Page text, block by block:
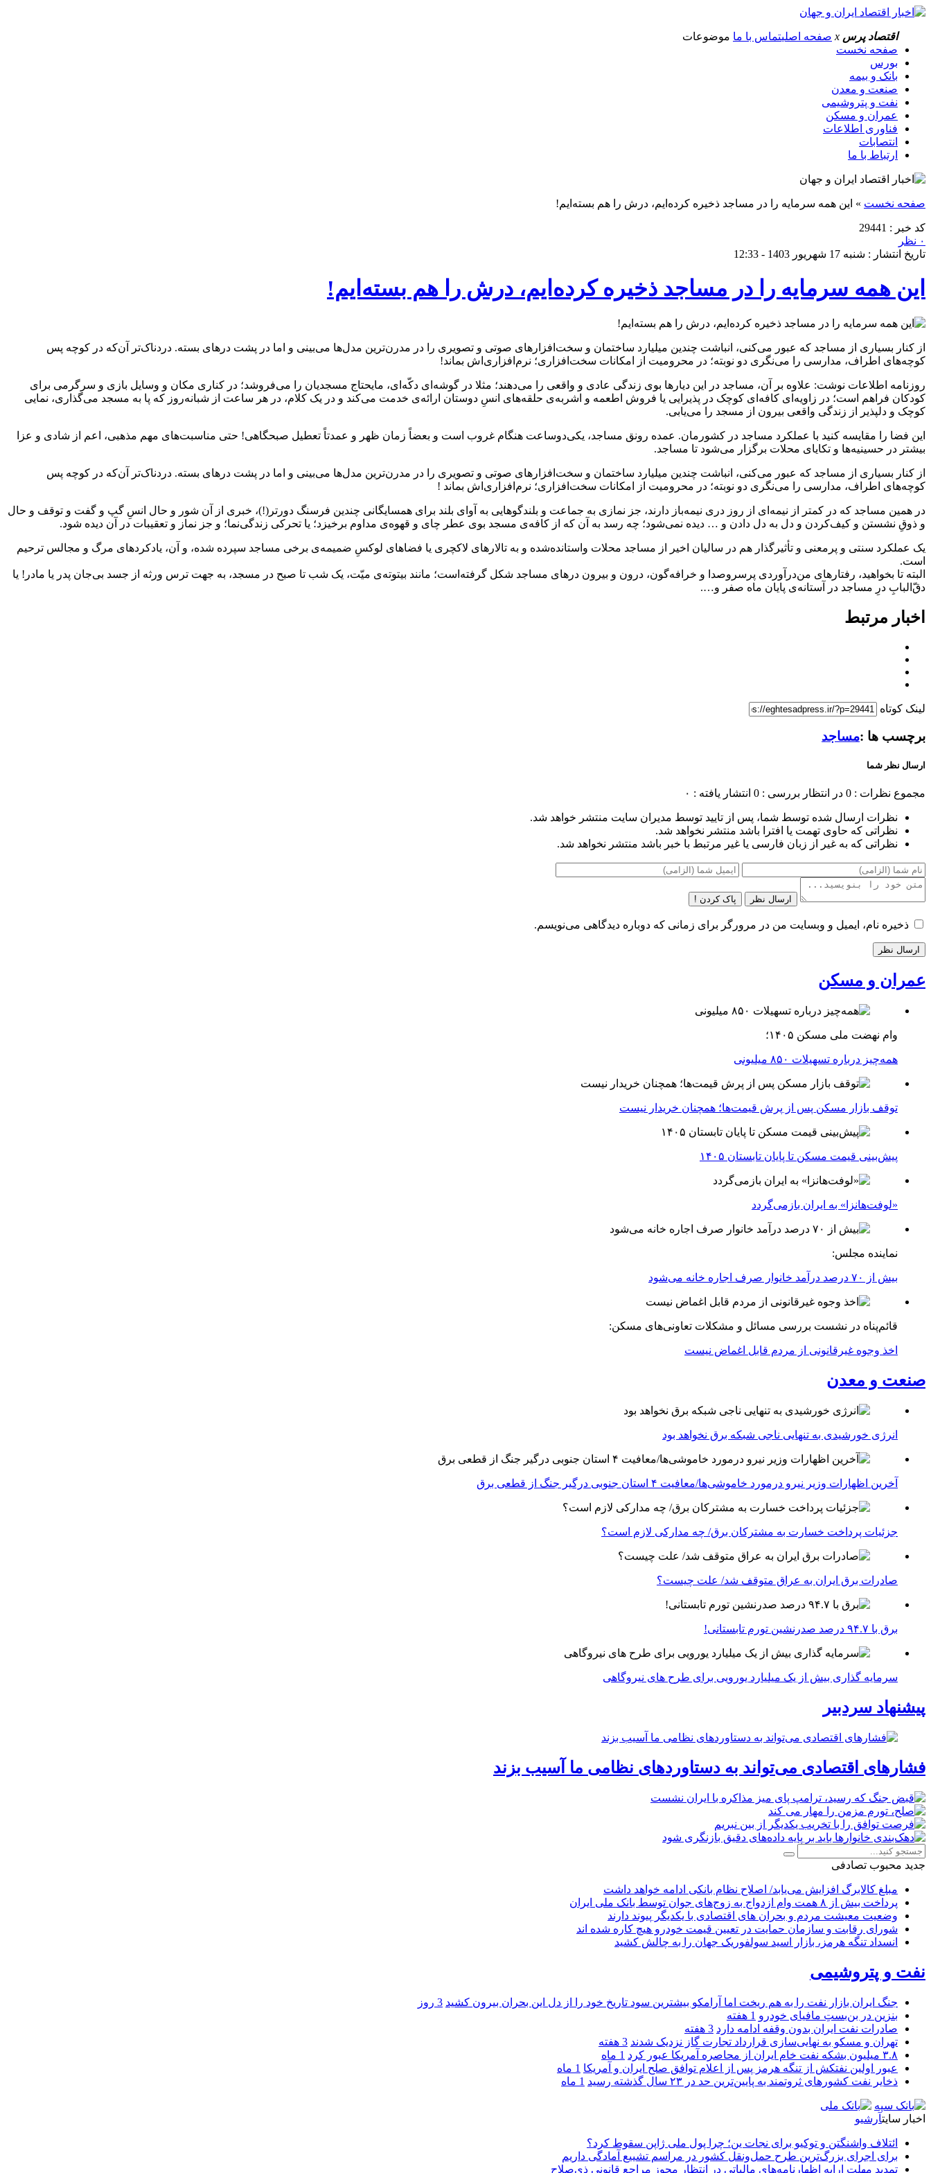
اقتصاد پرس x صفحه اصلیتماس با ما موضوعات
صفحه نخست
بورس
بانک و بیمه
صنعت و معدن
نفت و پتروشیمی
عمران و مسکن
فناوری اطلاعات
انتصابات
ارتباط با ما
صفحه نخست » این همه سرمایه را در مساجد ذخیره کرده‌ایم، درش را هم بسته‌ایم!
کد خبر : 29441
۰ نظر
تاریخ انتشار : شنبه 17 شهریور 1403 - 12:33
این همه سرمایه را در مساجد ذخیره کرده‌ایم، درش را هم بسته‌ایم!
از کنار بسیاری از مساجد که عبور می‌کنی، انباشت چندین میلیارد ساختمان و سخت‌افزارهای صوتی و تصویری را در مدرن‌ترین مدل‌ها می‌بینی و اما در پشت درهای بسته. دردناک‌تر آن‌که در کوچه‌ پس‌
کوچه‌های اطراف، مدارسی را می‌نگری دو نوبته؛ در محرومیت از امکانات سخت‌افزاری؛ نرم‌افزاری‌اش بماند!
روزنامه اطلاعات نوشت: علاوه بر آن، مساجد در این دیارها بوی زندگی عادی و واقعی را می‌دهند؛ مثلا در گوشه‌ای دکّه‌ای، مایحتاج مسجدیان را می‌فروشد؛ در کناری مکان و وسایل بازی و سرگرمی برای
کودکان فراهم است؛ در زاویه‌ای کافه‌ای کوچک در پذیرایی یا فروش اطعمه و اشربه‌ی حلقه‌های انسِ دوستان ارائه‌ی خدمت می‌کند و در یک کلام، در هر ساعت از شبانه‌روز که پا به مسجد می‌گذاری، نمایی
کوچک و دلپذیر از زندگی واقعی بیرون از مسجد را می‌یابی.
این فضا را مقایسه کنید با عملکرد مساجد در کشورمان. عمده رونق مساجد، یکی‌دوساعت هنگام غروب است و بعضاً زمان ظهر و عمدتاً تعطیل صبحگاهی! حتی مناسبت‌های مهم مذهبی، اعم از شادی و عزا
بیشتر در حسینیه‌ها و تکایای محلات برگزار می‌شود تا مساجد.
از کنار بسیاری از مساجد که عبور می‌کنی، انباشت چندین میلیارد ساختمان و سخت‌افزارهای صوتی و تصویری را در مدرن‌ترین مدل‌ها می‌بینی و اما در پشت درهای بسته. دردناک‌تر آن‌که در کوچه‌ پس‌
کوچه‌های اطراف، مدارسی را می‌نگری دو نوبته؛ در محرومیت از امکانات سخت‌افزاری؛ نرم‌افزاری‌اش بماند !
در همین مساجد که در کمتر از نیمه‌ای از روز دری نیمه‌باز دارند، جز نمازی به جماعت و بلندگوهایی به آوای بلند برای همسایگانی چندین فرسنگ دورتر(!)، خبری از آن شور و حال انسِ گپ و گفت و توقف و حال
و ذوقِ نشستن و کیف‌کردن و دل به دل دادن و … دیده نمی‌شود؛ چه رسد به آن که از کافه‌ی مسجد بوی عطر چای و قهوه‌ی مداوم برخیزد؛ یا تحرکی زندگی‌نما؛ و جز نماز و تعقیبات در آن دیده شود.
یک عملکرد سنتی و پرمعنی و تأثیرگذار هم در سالیان اخیر از مساجد محلات واستانده‌شده و به تالارهای لاکچری یا فضاهای لوکسِ ضمیمه‌ی برخی مساجد سپرده شده، و آن، یادکردهای مرگ و مجالس ترحیم
است.
البته تا بخواهید، رفتارهای من‌درآوردی پرسروصدا و خرافه‌گون، درون و بیرون درهای مساجد شکل گرفته‌است؛ مانند بیتوته‌ی میّت، یک شب‌ تا صبح در مسجد، به جهت ترس ورثه از جسد بی‌جان پدر یا مادر! یا
دقّ‌البابِ درِ مساجد در آستانه‌ی پایان ماه صفر و….
اخبار مرتبط
لینک کوتاه
برچسب ها :مساجد
ارسال نظر شما
مجموع نظرات : 0 در انتظار بررسی : 0 انتشار یافته : ۰
نظرات ارسال شده توسط شما، پس از تایید توسط مدیران سایت منتشر خواهد شد.
نظراتی که حاوی تهمت یا افترا باشد منتشر نخواهد شد.
نظراتی که به غیر از زبان فارسی یا غیر مرتبط با خبر باشد منتشر نخواهد شد.
ارسال نظر پاک کردن !
ذخیره نام، ایمیل و وبسایت من در مرورگر برای زمانی که دوباره دیدگاهی می‌نویسم.
عمران و مسکن
وام نهضت ملی مسکن ۱۴۰۵؛
همه‌چیز درباره تسهیلات ۸۵۰ میلیونی
توقف بازار مسکن پس از پرش قیمت‌ها؛ همچنان خریدار نیست
پیش‌بینی قیمت مسکن تا پایان تابستان ۱۴۰۵
«لوفت‌هانزا» به ایران بازمی‌گردد
نماینده مجلس:
بیش از ۷۰ درصد درآمد خانوار صرف اجاره خانه می‌شود
قائم‌پناه در نشست بررسی مسائل و مشکلات تعاونی‌های مسکن:
اخذ وجوه غیرقانونی از مردم قابل اغماض نیست
صنعت و معدن
انرژی خورشیدی به تنهایی ناجی شبکه برق نخواهد بود
آخرین اظهارات وزیر نیرو درمورد خاموشی‌ها/معافیت ۴ استان جنوبی درگیر جنگ از قطعی برق
جزئیات پرداخت خسارت به مشترکان برق/ چه مدارکی لازم است؟
صادرات برق ایران به عراق متوقف شد/ علت چیست؟
برق با ۹۴.۷ درصد صدرنشین تورم تابستانی!
سرمایه گذاری بیش از یک میلیارد یورویی برای طرح های نیروگاهی
پیشنهاد سردبیر
فشارهای اقتصادی می‌تواند به دستاوردهای نظامی ما آسیب بزند
جدید محبوب تصادفی
مبلغ کالابرگ افزایش می‌یابد/ اصلاح نظام بانکی ادامه خواهد داشت
پرداخت بیش از ۸ همت وام ازدواج به زوج‌های جوان توسط بانک ملی ایران
وضعیت معیشت مردم و بحران های اقتصادی با یکدیگر پیوند دارند
شورای رقابت و سازمان حمایت در تعیین قیمت خودرو هیچ کاره شده اند
انسداد تنگه هرمز، بازار اسید سولفوریک جهان را به چالش کشید
نفت و پتروشیمی
جنگ ایران بازار نفت را به هم ریخت اما آرامکو بیشترین سود تاریخ خود را از دل این بحران بیرون کشید 3 روز
بنزین در بن‌بستِ مافیای خودرو 1 هفته
صادرات نفت ایران بدون وقفه ادامه دارد 3 هفته
تهران و مسکو به نهایی‌سازی قرارداد تجارت گاز نزدیک شدند 3 هفته
۳.۸ میلیون بشکه نفت خام ایران از محاصره آمریکا عبور کرد
1 ماه
عبور اولین نفتکش از تنگه هرمز پس از اعلام توافق صلح ایران و آمریکا 1 ماه
ذخایر نفت کشورهای ثروتمند به پایین‌ترین حد در ۲۳ سال گذشته رسید
1 ماه
اخبار سایتآرشیو
ائتلاف واشنگتن و توکیو برای نجات ین؛ چرا پول ملی ژاپن سقوط کرد؟
برای اجرای بزرگ‌ترین طرح حمل‌ونقل کشور در مراسم تشییع آمادگی داریم
تمدید مهلت ارایه اظهارنامه‌های مالیاتی در انتظار مجوز مراجع قانونی ذی‌‏صلاح